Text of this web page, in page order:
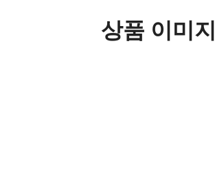
상품 이미지